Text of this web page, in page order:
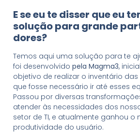
E se eu te disser que eu
solução para grande
dores?
Temos aqui uma solução para te
foi desenvolvido pela Magma3,
objetivo de realizar o inventário
que fosse necessário ir até esses
Passou por diversas
atender às necessidades dos
setor de TI, e atualmente ganhou o
produtividade do usuário.